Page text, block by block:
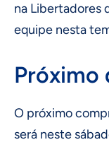
na Libertadores
equipe nesta
Próximo
O próximo
será neste